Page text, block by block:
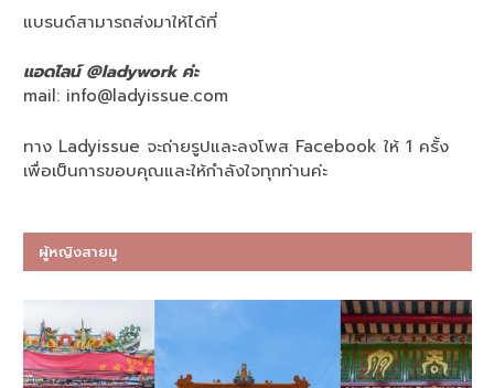
แบรนด์สามารถส่งมาให้ได้ที่
แอดไลน์ @ladywork ค่ะ
mail: info@ladyissue.com
ทาง Ladyissue จะถ่ายรูปและลงโพส Facebook ให้ 1 ครั้ง
เพื่อเป็นการขอบคุณและให้กำลังใจทุกท่านค่ะ
ผู้หญิงสายมู